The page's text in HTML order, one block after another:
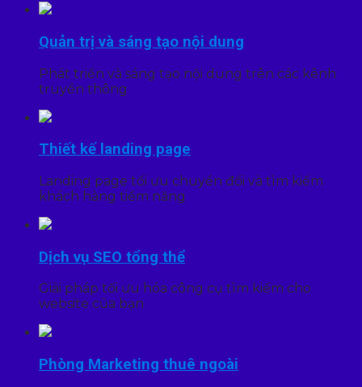
Quản trị và sáng tạo nội dung
Phát triển và sáng tạo nội dung trên các kênh
truyền thông
Thiết kế landing page
Landing page tối ưu chuyển đổi và tìm kiếm
khách hàng tiềm năng
Dịch vụ SEO tổng thể
Giải pháp tối ưu hóa công cụ tìm kiếm cho
website của bạn
Phòng Marketing thuê ngoài